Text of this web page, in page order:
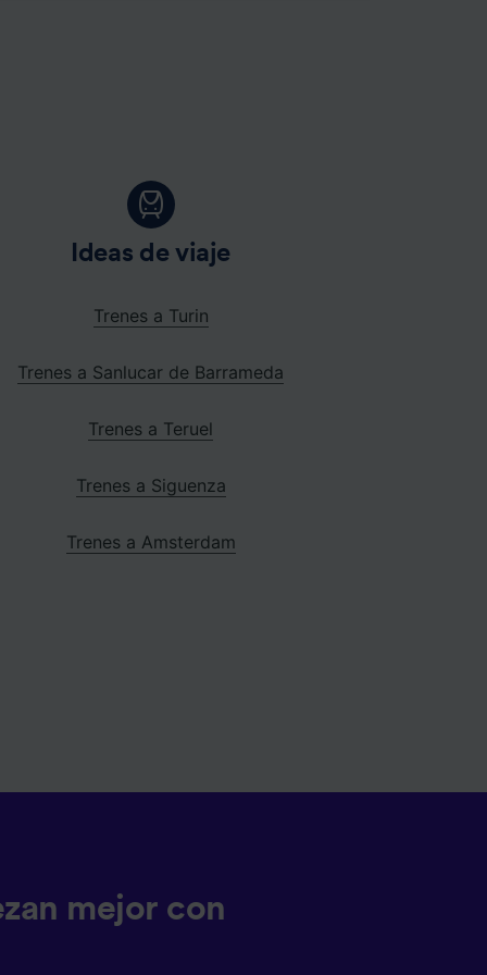
Ideas de viaje
Trenes a Turin
Trenes a Sanlucar de Barrameda
Trenes a Teruel
Trenes a Siguenza
Trenes a Amsterdam
mejor con